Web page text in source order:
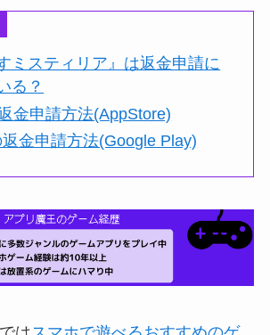
ミスティリア』は返金申請に
る？
金申請方法(AppStore)
金申請方法(Google Play)